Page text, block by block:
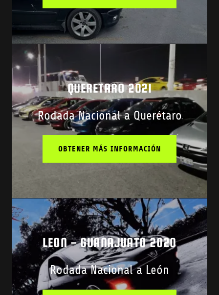
QUERETARO 2021
Rodada Nacional a Querétaro
OBTENER MÁS INFORMACIÓN
LEON - GUANAJUATO 2020
Rodada Nacional a León